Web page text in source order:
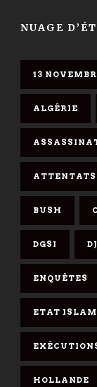
NUAGE
13
ALGÉRIE
ATTENTATS
BUSH
DGSI
ENQUÊTES
ETAT
HOLLANDE